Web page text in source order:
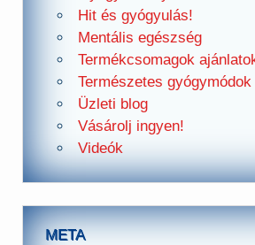
Hit és gyógyulás!
Mentális egészség
Termékcsomagok
Természetes gyógymódok
Üzleti blog
Vásárolj ingyen!
Videók
META